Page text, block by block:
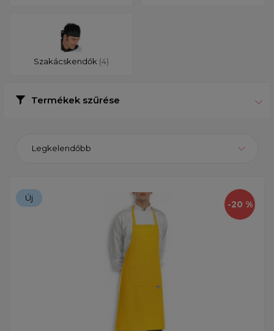
Szakácskendők (4)
Termékek szűrése
Legkelendőbb
-20 %
Új